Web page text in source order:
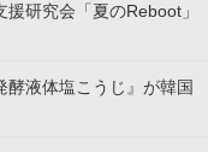
研究会「夏のReboot」
液体塩こうじ』が韓国